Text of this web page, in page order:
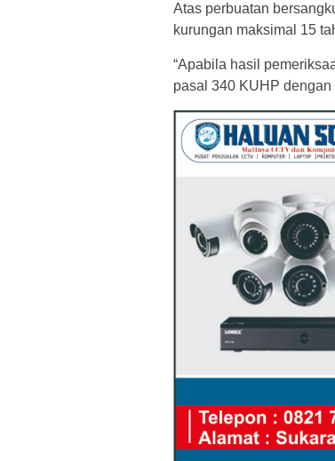
Atas perbuatan
kurungan maksimal 15
“Apabila hasil
pasal 340 KUHP dengan